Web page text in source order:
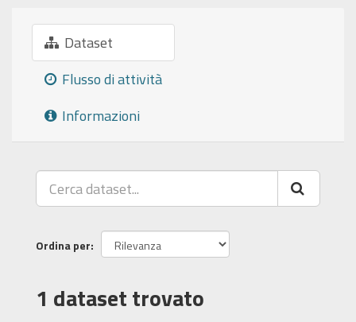
Dataset
Flusso di attività
Informazioni
Ordina per
1 dataset trovato